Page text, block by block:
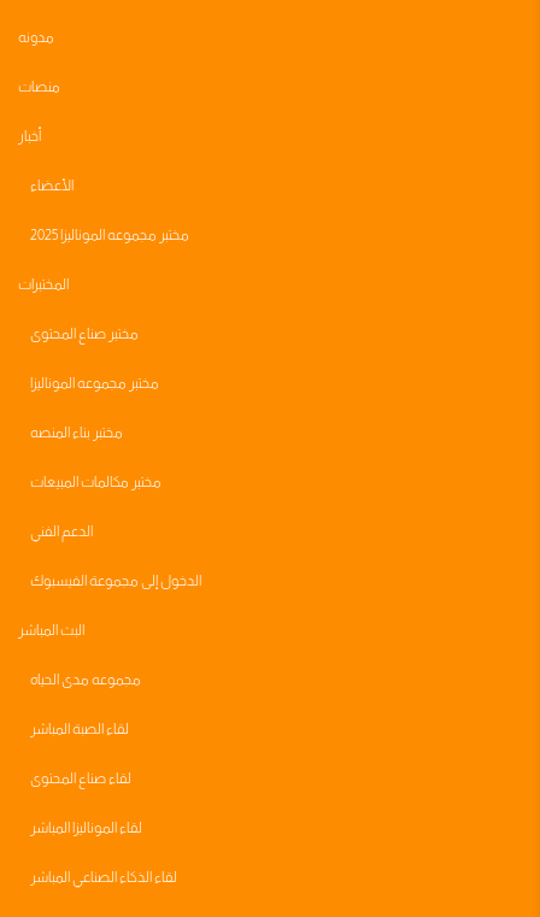
مدونه
منصات
أخبار
الأعضاء
مختبر مجموعه الموناليزا 2025
المختبرات
مختبر صناع المحتوى
مختبر مجموعه الموناليزا
مختبر بناء المنصه
مختبر مكالمات المبيعات
الدعم الفني
الدخول إلى مجموعة الفيسبوك
البث المباشر
مجموعه مدى الحياه
لقاء الصبة المباشر
لقاء صناع المحتوى
لقاء الموناليزا المباشر
لقاء الذكاء الصناعي المباشر